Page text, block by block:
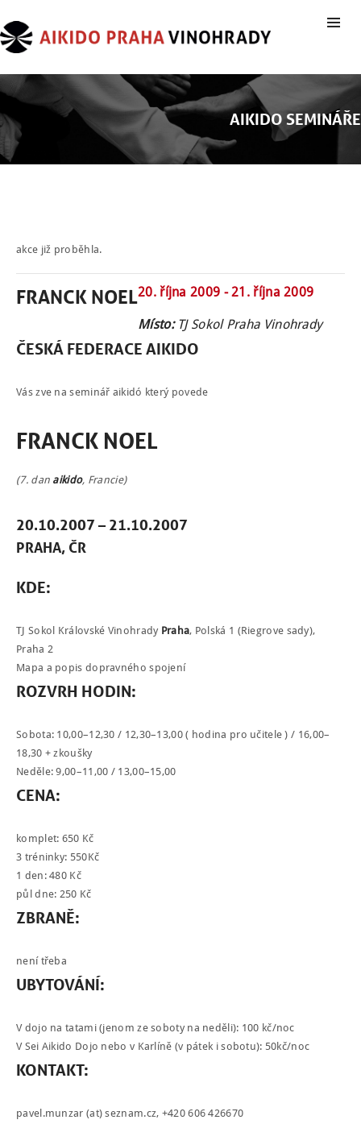
AIKIDO SEMINÁŘE
NÁBOR
ROZVRH
SEMINÁŘE
PRO FIRMY
NÁŠ BLOG
KONTAKT
akce již proběhla.
FRANCK NOEL20. října 2009 -21. října 2009
Místo: TJ Sokol Praha Vinohrady
ČESKÁ FEDERACE AIKIDO
Vás zve na seminář aikidó který povede
FRANCK NOEL
(7. dan aikido, Francie)
20.10.2007 – 21.10.2007
PRAHA, ČR
KDE:
TJ Sokol Královské Vinohrady Praha, Polská 1 (Riegrove sady),
Praha 2
Mapa a popis dopravného spojení
ROZVRH HODIN:
Sobota: 10,00–12,30 / 12,30–13,00 ( hodina pro učitele ) / 16,00–
18,30 + zkoušky
Neděle: 9,00–11,00 / 13,00–15,00
CENA:
komplet: 650 Kč
3 tréninky: 550Kč
1 den: 480 Kč
půl dne: 250 Kč
ZBRANĚ:
není třeba
UBYTOVÁNÍ:
V dojo na tatami (jenom ze soboty na neděli): 100 kč/noc
V Sei Aikido Dojo nebo v Karlíně (v pátek i sobotu): 50kč/noc
KONTAKT:
pavel.munzar (at) sez­nam.cz, +420 606 426670